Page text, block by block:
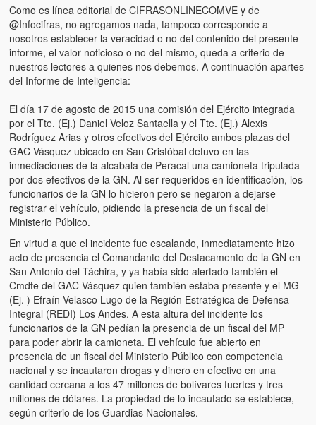
Versos
Cuentos
Videos
Chistes
Como es línea editorial de CIFRASONLINECOMVE y de
@Infocifras, no agregamos nada, tampoco corresponde a
nosotros establecer la veracidad o no del contenido del presente
informe, el valor noticioso o no del mismo, queda a criterio de
nuestros lectores a quienes nos debemos. A continuación apartes
del Informe de Inteligencia:
El día 17 de agosto de 2015 una comisión del Ejército integrada
por el Tte. (Ej.) Daniel Veloz Santaella y el Tte. (Ej.) Alexis
Rodríguez Arias y otros efectivos del Ejército ambos plazas del
GAC Vásquez ubicado en San Cristóbal detuvo en las
inmediaciones de la alcabala de Peracal una camioneta tripulada
por dos efectivos de la GN. Al ser requeridos en identificación, los
funcionarios de la GN lo hicieron pero se negaron a dejarse
registrar el vehículo, pidiendo la presencia de un fiscal del
Ministerio Público.
En virtud a que el incidente fue escalando, inmediatamente hizo
acto de presencia el Comandante del Destacamento de la GN en
San Antonio del Táchira, y ya había sido alertado también el
Cmdte del GAC Vásquez quien también estaba presente y el MG
(Ej. ) Efraín Velasco Lugo de la Región Estratégica de Defensa
Integral (REDI) Los Andes. A esta altura del incidente los
funcionarios de la GN pedían la presencia de un fiscal del MP
para poder abrir la camioneta. El vehículo fue abierto en
presencia de un fiscal del Ministerio Público con competencia
nacional y se incautaron drogas y dinero en efectivo en una
cantidad cercana a los 47 millones de bolívares fuertes y tres
millones de dólares. La propiedad de lo incautado se establece,
según criterio de los Guardias Nacionales.